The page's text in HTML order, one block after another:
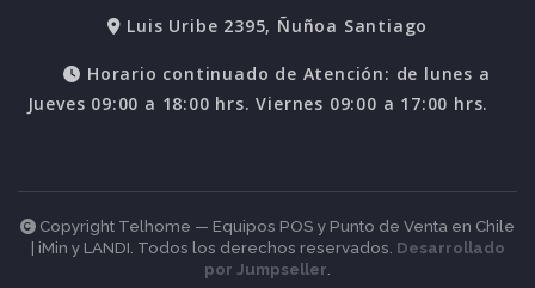
Luis Uribe 2395, Ñuñoa Santiago
Horario continuado de Atención: de lunes a
Jueves 09:00 a 18:00 hrs. Viernes 09:00 a 17:00 hrs.
Copyright Telhome — Equipos POS y Punto de Venta en Chile
| iMin y LANDI. Todos los derechos reservados. Desarrollado
por Jumpseller